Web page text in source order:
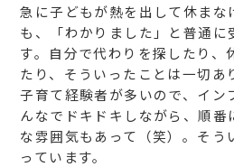
急に子どもが熱を出して休まな
も、「わかりました」と普通に
す。自分で代わりを探したり、
たり、そういったことは一切あ
子育て経験者が多いので、イン
んなでドキドキしながら、順番
な雰囲気もあって（笑）。 そう
っています。